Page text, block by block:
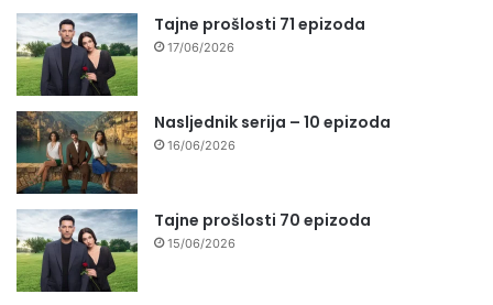
Tajne prošlosti 71 epizoda
17/06/2026
Nasljednik serija – 10 epizoda
16/06/2026
Tajne prošlosti 70 epizoda
15/06/2026